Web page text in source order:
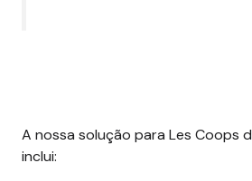
A nossa solução para Les Coops
inclui: